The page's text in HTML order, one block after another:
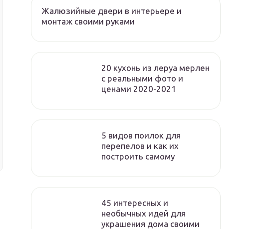
Жалюзийные двери в интерьере и
монтаж своими руками
20 кухонь из леруа мерлен
с реальными фото и
ценами 2020-2021
5 видов поилок для
перепелов и как их
построить самому
45 интересных и
необычных идей для
украшения дома своими